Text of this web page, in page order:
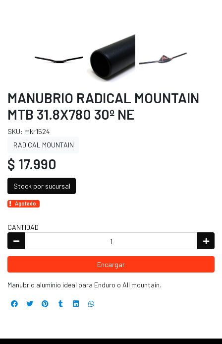
MANUBRIO RADICAL MOUNTAIN
MTB 31.8X780 30º NE
SKU: mkr1524
RADICAL MOUNTAIN
$ 17.990
Stock por sucursal
Agotado.
CANTIDAD
Encargar
Manubrio aluminio ideal para Enduro o All mountain.